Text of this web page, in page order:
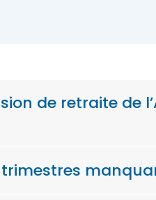
de retraite de